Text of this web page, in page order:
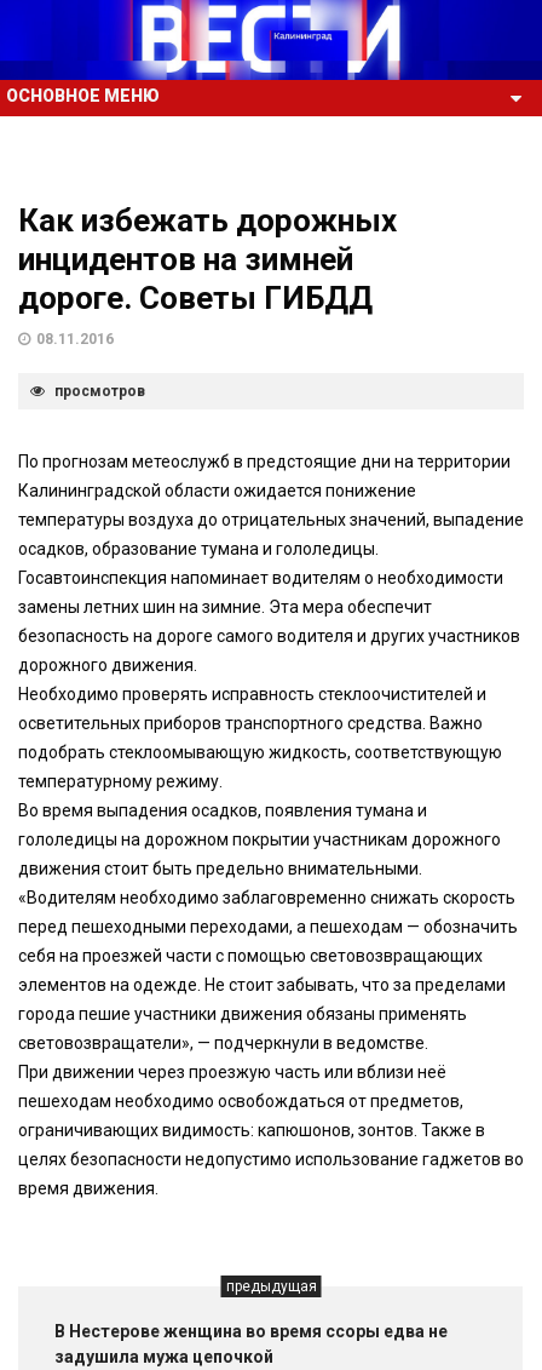
ОСНОВНОЕ МЕНЮ
Как избежать дорожных
инцидентов на зимней
дороге. Советы ГИБДД
08.11.2016
просмотров
По прогнозам метеослужб в предстоящие дни на территории
Калининградской области ожидается понижение
температуры воздуха до отрицательных значений, выпадение
осадков, образование тумана и гололедицы.
Госавтоинспекция напоминает водителям о необходимости
замены летних шин на зимние. Эта мера обеспечит
безопасность на дороге самого водителя и других участников
дорожного движения.
Необходимо проверять исправность стеклоочистителей и
осветительных приборов транспортного средства. Важно
подобрать стеклоомывающую жидкость, соответствующую
температурному режиму.
Во время выпадения осадков, появления тумана и
гололедицы на дорожном покрытии участникам дорожного
движения стоит быть предельно внимательными.
«Водителям необходимо заблаговременно снижать скорость
перед пешеходными переходами, а пешеходам — обозначить
себя на проезжей части с помощью световозвращающих
элементов на одежде. Не стоит забывать, что за пределами
города пешие участники движения обязаны применять
световозвращатели», — подчеркнули в ведомстве.
При движении через проезжую часть или вблизи неё
пешеходам необходимо освобождаться от предметов,
ограничивающих видимость: капюшонов, зонтов. Также в
целях безопасности недопустимо использование гаджетов во
время движения.
предыдущая
В Нестерове женщина во время ссоры едва не
задушила мужа цепочкой